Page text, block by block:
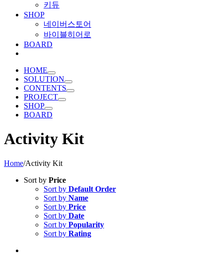
키듀
SHOP
네이버스토어
바이블히어로
BOARD
HOME
SOLUTION
CONTENTS
PROJECT
SHOP
BOARD
Activity Kit
Home/Activity Kit
Sort by Price
Sort by Default Order
Sort by Name
Sort by Price
Sort by Date
Sort by Popularity
Sort by Rating